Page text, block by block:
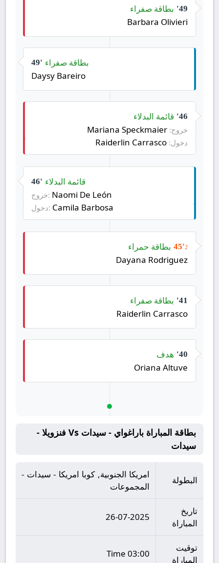
49' بطاقة صفراء
Barbara Olivieri
49' بطاقة صفراء
Daysy Bareiro
46' قائمة البدلاء
خروج:
دخول:
46' قائمة البدلاء
خروج: Naomi De León
دخول: Camila Barbosa
45'2
بطاقة حمراء
Dayana Rodriguez
41' بطاقة صفراء
Raiderlin Carrasco
40' هدف
Oriana Altuve
بطاقة المباراة باراغواي - سيدات Vs فنزويلا -
سيدات
البطولة
امريكا الجنوبية, كوبا امريكا - سيدات -
المجموعات
تاريخ
المباراة
26-07-2025
توقيت
المباراة
03:00 Time